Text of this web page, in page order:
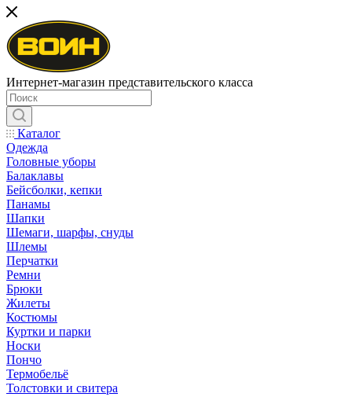
Интернет-магазин представительского класса
Каталог
Одежда
Головные уборы
Балаклавы
Бейсболки, кепки
Панамы
Шапки
Шемаги, шарфы, снуды
Шлемы
Перчатки
Ремни
Брюки
Жилеты
Костюмы
Куртки и парки
Носки
Пончо
Термобельё
Толстовки и свитера